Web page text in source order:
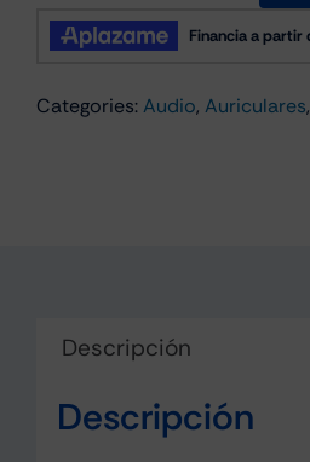
diadema
Sony
Categories:Audio, Auriculares,
Descripción
Descripción